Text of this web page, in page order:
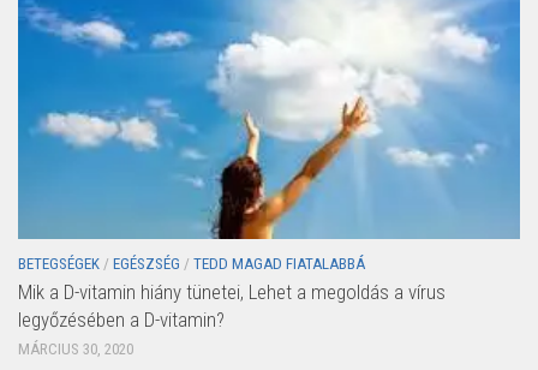
BETEGSÉGEK / EGÉSZSÉG / TEDD MAGAD FIATALABBÁ
Mik a D-vitamin hiány tünetei, Lehet a megoldás a vírus
legyőzésében a D-vitamin?
MÁRCIUS 30, 2020